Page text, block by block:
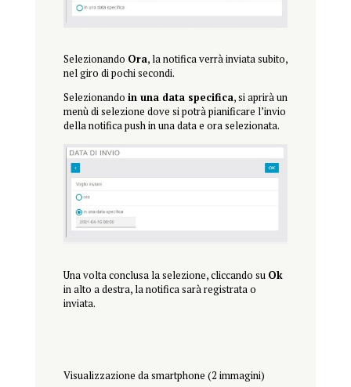
Selezionando Ora, la notifica verrà inviata subito,
nel giro di pochi secondi.
Selezionando in una data specifica, si aprirà un
menù di selezione dove si potrà pianificare l’invio
della notifica push in una data e ora selezionata.
Una volta conclusa la selezione, cliccando su Ok
in alto a destra, la notifica sarà registrata o
inviata.
Visualizzazione da smartphone (2 immagini)